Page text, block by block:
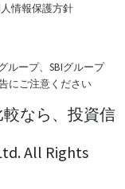
情報保護方針
ループ、SBIグループ
にご注意ください
なら、投資信
All Rights